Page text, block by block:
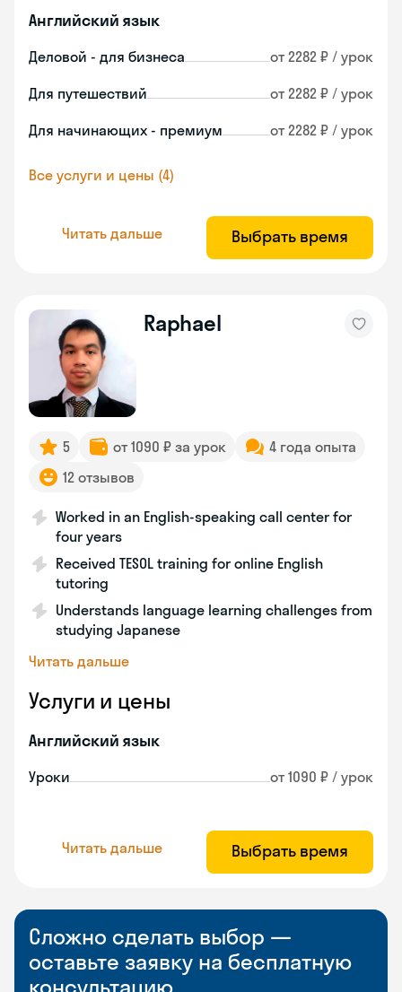
Английский язык
Деловой - для бизнеса от 2282 ₽ / урок
Для путешествий от 2282 ₽ / урок
Для начинающих - премиум от 2282 ₽ / урок
Все услуги и цены (4)
Читать дальше Выбрать время
Raphael
5 от 1090 ₽ за урок
4 года опыта
12 отзывов
Worked in an English-speaking call center for
four years
Received TESOL training for online English
tutoring
Understands language learning challenges from
studying Japanese
Читать дальше
Услуги и цены
Английский язык
Уроки от 1090 ₽ / урок
Читать дальше Выбрать время
Сложно сделать выбор —
оставьте заявку на бесплатную
консультацию